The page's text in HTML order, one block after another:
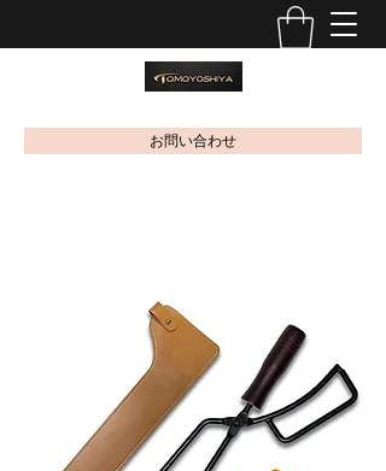
お問い合わせ